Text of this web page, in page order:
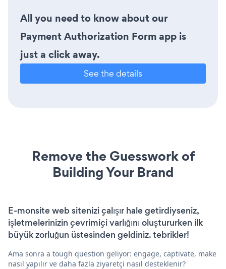
All you need to know about our
Payment Authorization Form app is
just a click away.
See the details
Remove the Guesswork of
Building Your Brand
E-monsite web sitenizi çalışır hale getirdiyseniz,
işletmelerinizin çevrimiçi varlığını oluştururken ilk
büyük zorluğun üstesinden geldiniz. tebrikler!
Ama sonra a tough question geliyor: engage, captivate, make
nasıl yapılır ve daha fazla ziyaretçi nasıl desteklenir?